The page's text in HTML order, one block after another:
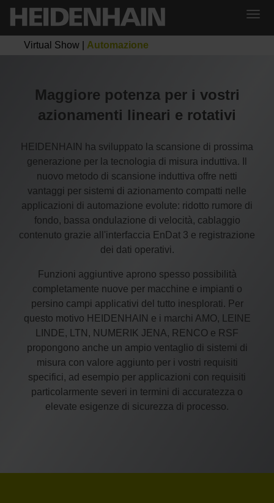
Virtual Show Automazione
Maggiore potenza per i vostri
azionamenti lineari e rotativi
HEIDENHAIN ha sviluppato la scansione di prossima
generazione per la tecnologia di misura induttiva. Il
nuovo metodo di scansione induttiva offre netti
vantaggi per sistemi di azionamento compatti nelle
applicazioni di automazione evolute: ridotto rumore di
fondo, bassa ondulazione di velocità, cablaggio
contenuto grazie all'interfaccia EnDat 3 e registrazione
dei dati operativi.
Funzioni aggiuntive aprono spesso possibilità
completamente nuove per macchine e impianti o
persino campi applicativi del tutto inesplorati. Per
questo motivo HEIDENHAIN e i marchi AMO, LEINE
LINDE, LTN, NUMERIK JENA, RENCO e RSF
propongono anche un ampio ventaglio di sistemi di
misura con valore aggiunto per i vostri requisiti
specifici, ad esempio per applicazioni con requisiti
particolarmente severi in termini di accuratezza o
elevate esigenze di sicurezza di processo.